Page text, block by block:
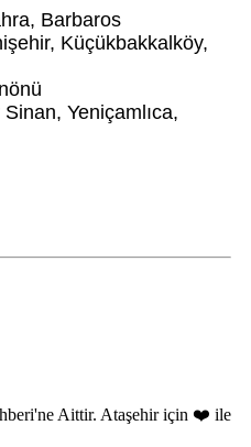
Barbaros
Küçükbakkalköy,
Yeniçamlıca,
Aittir. Ataşehir için ❤️ ile